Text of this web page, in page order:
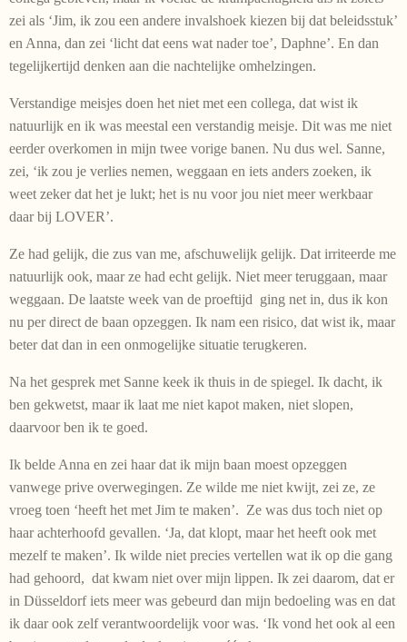
zei als ‘Jim, ik zou een andere invalshoek kiezen bij dat beleidsstuk’
en Anna, dan zei ‘licht dat eens wat nader toe’, Daphne’. En dan
tegelijkertijd denken aan die nachtelijke omhelzingen.
Verstandige meisjes doen het niet met een collega, dat wist ik
natuurlijk en ik was meestal een verstandig meisje. Dit was me niet
eerder overkomen in mijn twee vorige banen. Nu dus wel. Sanne,
zei, ‘ik zou je verlies nemen, weggaan en iets anders zoeken, ik
weet zeker dat het je lukt; het is nu voor jou niet meer werkbaar
daar bij LOVER’.
Ze had gelijk, die zus van me, afschuwelijk gelijk. Dat irriteerde me
natuurlijk ook, maar ze had echt gelijk. Niet meer teruggaan, maar
weggaan. De laatste week van de proeftijd ging net in, dus ik kon
nu per direct de baan opzeggen. Ik nam een risico, dat wist ik, maar
beter dat dan in een onmogelijke situatie terugkeren.
Na het gesprek met Sanne keek ik thuis in de spiegel. Ik dacht, ik
ben gekwetst, maar ik laat me niet kapot maken, niet slopen,
daarvoor ben ik te goed.
Ik belde Anna en zei haar dat ik mijn baan moest opzeggen
vanwege prive overwegingen. Ze wilde me niet kwijt, zei ze, ze
vroeg toen ‘heeft het met Jim te maken’. Ze was dus toch niet op
haar achterhoofd gevallen. ‘Ja, dat klopt, maar het heeft ook met
mezelf te maken’. Ik wilde niet precies vertellen wat ik op die gang
had gehoord, dat kwam niet over mijn lippen. Ik zei daarom, dat er
in Düsseldorf iets meer was gebeurd dan mijn bedoeling was en dat
ik daar ook zelf verantwoordelijk voor was. ‘Ik vond het ook al een